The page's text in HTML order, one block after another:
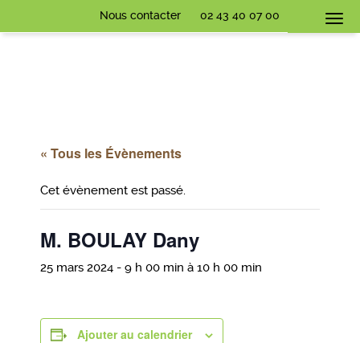
Nous contacter 02 43 40 07 00
« Tous les Évènements
Cet évènement est passé.
M. BOULAY Dany
25 mars 2024 - 9 h 00 min à 10 h 00 min
Ajouter au calendrier